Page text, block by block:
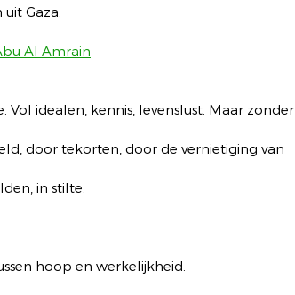
Gaza.
Al Amrain
idealen, kennis, levenslust. Maar zonder
door tekorten, door de vernietiging van
in stilte.
hoop en werkelijkheid.